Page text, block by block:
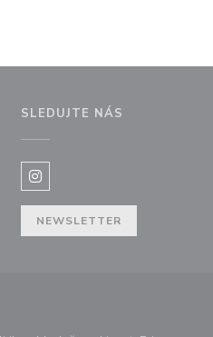
SLEDUJTE NÁS
Instagram ((otevře se v
NEWSLETTER
se v novém okně))